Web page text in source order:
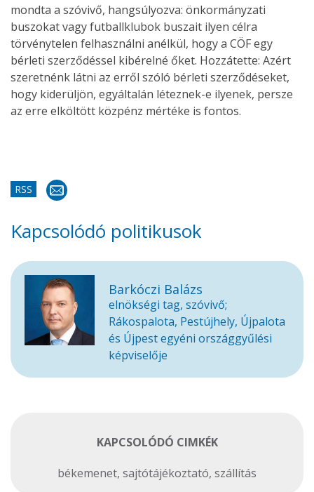
mondta a szóvivő, hangsúlyozva: önkormányzati
buszokat vagy futballklubok buszait ilyen célra
törvénytelen felhasználni anélkül, hogy a CÖF egy
bérleti szerződéssel kibérelné őket. Hozzátette: Azért
szeretnénk látni az erről szóló bérleti szerződéseket,
hogy kiderüljön, egyáltalán léteznek-e ilyenek, persze
az erre elköltött közpénz mértéke is fontos.
RSS
Kapcsolódó politikusok
Barkóczi Balázs
elnökségi tag, szóvivő;
Rákospalota, Pestújhely, Újpalota
és Újpest egyéni országgyűlési
képviselője
KAPCSOLÓDÓ CIMKÉK
békemenet, sajtótájékoztató, szállítás